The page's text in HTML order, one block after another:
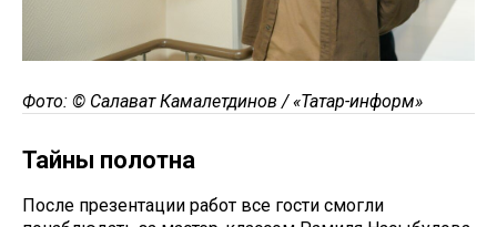
Фото: © Салават Камалетдинов / «Татар-информ»
Тайны полотна
После презентации работ все гости смогли